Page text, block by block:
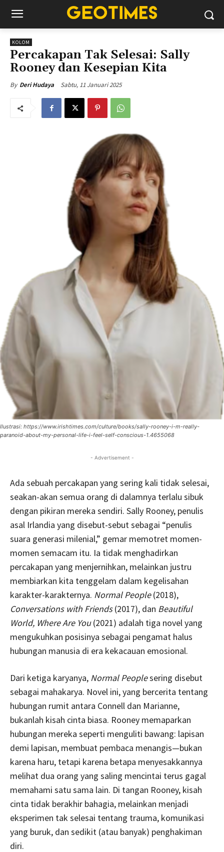
KOLOM
Percakapan Tak Selesai: Sally
Rooney dan Kesepian Kita
By Deri Hudaya Sabtu, 11 Januari 2025
Ilustrasi: https://www.irishtimes.com/culture/books/sally-rooney-i-m-really-
paranoid-about-my-personal-life-i-feel-self-conscious-1.4655068
- Advertisement -
Ada sebuah percakapan yang sering kali tidak selesai,
seakan-akan semua orang di dalamnya terlalu sibuk
dengan pikiran mereka sendiri. Sally Rooney, penulis
asal Irlandia yang disebut-sebut sebagai “penulis
suara generasi milenial,” gemar memotret momen-
momen semacam itu. Ia tidak menghadirkan
percakapan yang menjernihkan, melainkan justru
membiarkan kita tenggelam dalam kegelisahan
karakter-karakternya. Normal People(2018),
Conversations with Friends(2017), dan Beautiful
World, Where Are You(2021) adalah tiga novel yang
mengukuhkan posisinya sebagai pengamat halus
hubungan manusia di era kekacauan emosional.
Dari ketiga karyanya, Normal Peoplesering disebut
sebagai mahakarya. Novel ini, yang bercerita tentang
hubungan rumit antara Connell dan Marianne,
bukanlah kisah cinta biasa. Rooney memaparkan
hubungan mereka seperti menguliti bawang: lapisan
demi lapisan, membuat pembaca menangis—bukan
karena haru, tetapi karena betapa menyesakkannya
melihat dua orang yang saling mencintai terus gagal
memahami satu sama lain. Di tangan Rooney, kisah
cinta tidak berakhir bahagia, melainkan menjadi
eksperimen tak selesai tentang trauma, komunikasi
yang buruk, dan sedikit (atau banyak) penghakiman
diri.